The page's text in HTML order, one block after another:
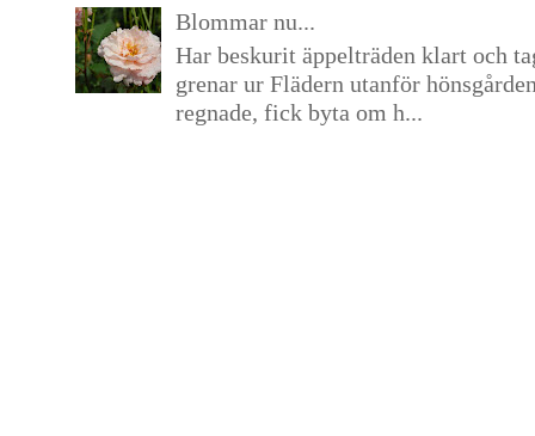
Blommar nu...
Har beskurit äppelträden klart och
grenar ur Flädern utanför
regnade, fick byta om h...